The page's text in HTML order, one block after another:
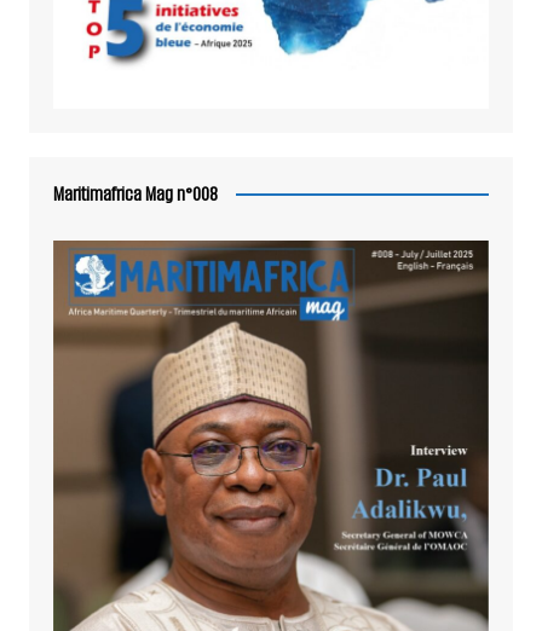
Maritimafrica Mag n°008